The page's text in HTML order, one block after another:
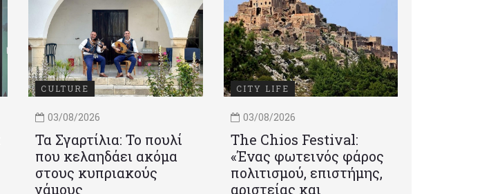
CULTURE
03/08/2026
Τα Σγαρτίλια: Το πουλί
που κελαηδάει ακόμα
στους κυπριακούς
γάμους
CITY LIFE
03/08/2026
Τhe Chios Festival:
«Ένας φωτεινός φάρος
πολιτισμού, επιστήμης,
αριστείας και